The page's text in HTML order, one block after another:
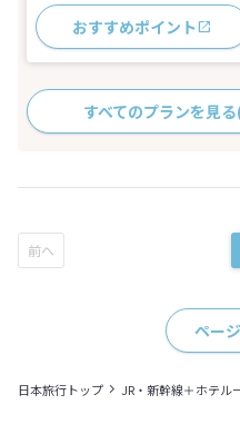
おすすめポイント
すべてのプランを見る
ペー
日本旅行トップ JR・新幹線＋ホテル